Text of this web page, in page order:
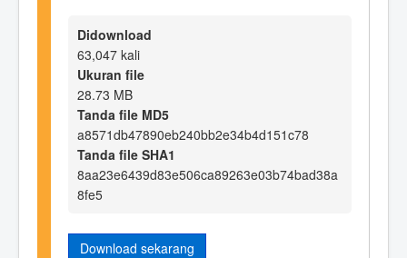
Didownload
63,047 kali
Ukuran file
28.73 MB
Tanda file MD5
a8571db47890eb240bb2e34b4d151c78
Tanda file SHA1
8aa23e6439d83e506ca89263e03b74bad38a
8fe5
Download sekarang